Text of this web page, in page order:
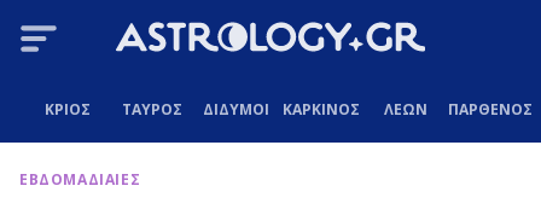
ΚΡΙΟΣ ΤΑΥΡΟΣ ΔΙΔΥΜΟΙ ΚΑΡΚΙΝΟΣ ΛΕΩΝ ΠΑΡΘΕΝΟΣ
ΕΒΔΟΜΑΔΙΑΙΕΣ